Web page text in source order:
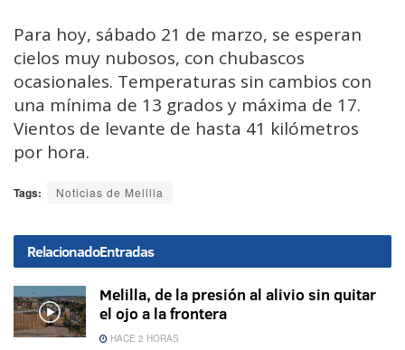
Para hoy, sábado 21 de marzo, se esperan
cielos muy nubosos, con chubascos
ocasionales. Temperaturas sin cambios con
una mínima de 13 grados y máxima de 17.
Vientos de levante de hasta 41 kilómetros
por hora.
Tags: Noticias de Melilla
RelacionadoEntradas
Melilla, de la presión al alivio sin quitar
el ojo a la frontera
HACE 2 HORAS